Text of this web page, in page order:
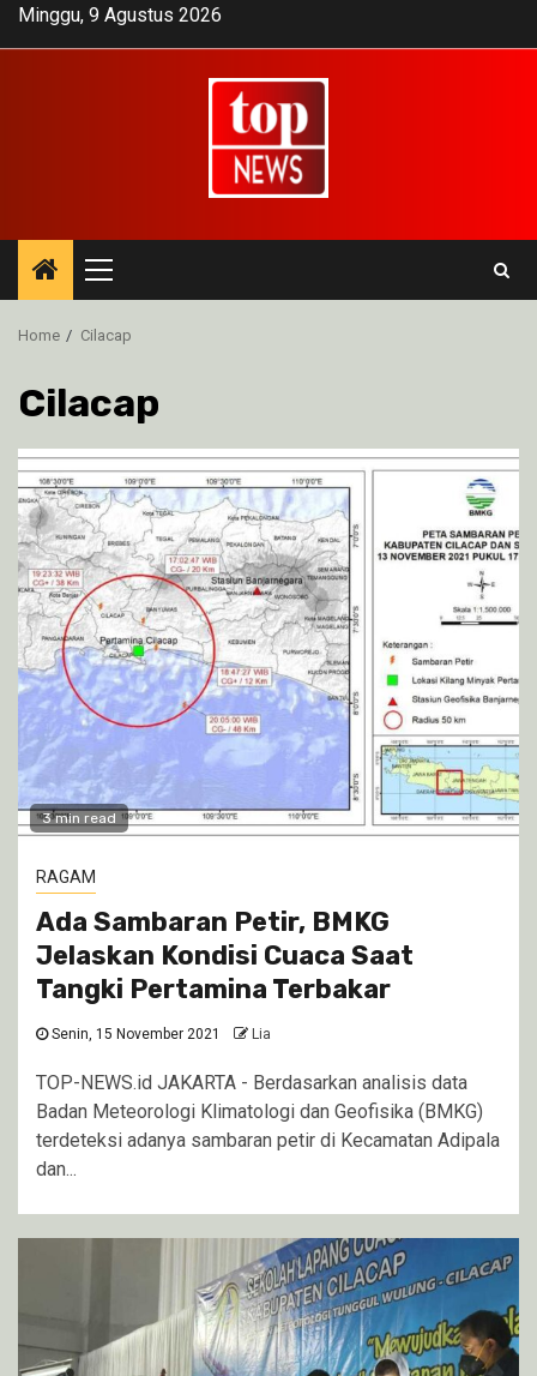
SkipMinggu, 9 Agustus 2026
Primary
Menu
Home Cilacap
Cilacap
3 min read
RAGAM
Ada Sambaran Petir, BMKG
Jelaskan Kondisi Cuaca Saat
Tangki Pertamina Terbakar
Senin, 15 November 2021 Lia
TOP-NEWS.id JAKARTA - Berdasarkan analisis data
Badan Meteorologi Klimatologi dan Geofisika (BMKG)
terdeteksi adanya sambaran petir di Kecamatan Adipala
dan...